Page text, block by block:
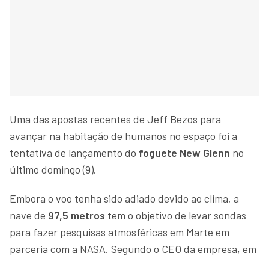
Uma das apostas recentes de Jeff Bezos para
avançar na habitação de humanos no espaço foi a
tentativa de lançamento do foguete New Glenn no
último domingo (9).
Embora o voo tenha sido adiado devido ao clima, a
nave de 97,5 metros tem o objetivo de levar sondas
para fazer pesquisas atmosféricas em Marte em
parceria com a NASA. Segundo o CEO da empresa, em